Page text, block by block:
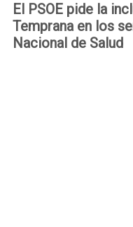
El PSOE pide la
Temprana en los
Nacional de Salud